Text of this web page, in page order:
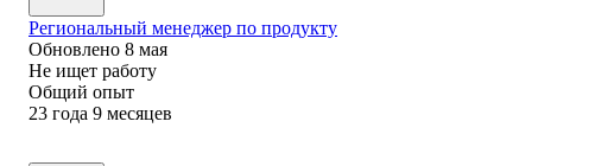
Региональный менеджер по продукту
Обновлено 8 мая
Не ищет работу
Общий опыт
23 года 9 месяцев